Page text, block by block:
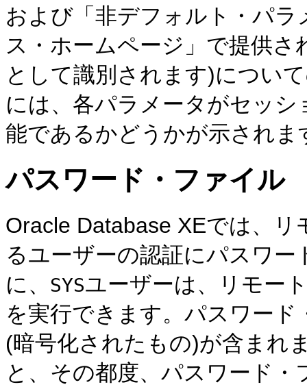
および「非デフォルト・パ
ス・ホームページ」で提供さ
として識別されます)につい
には、各パラメータがセッ
能であるかどうかが示されま
パスワード・ファイル
Oracle Database XEでは、リ
るユーザーの認証にパスワ
に、
SYSユーザーは、リモー
を実行できます。パスワード
(暗号化されたもの)が含まれ
と、その都度、パスワード